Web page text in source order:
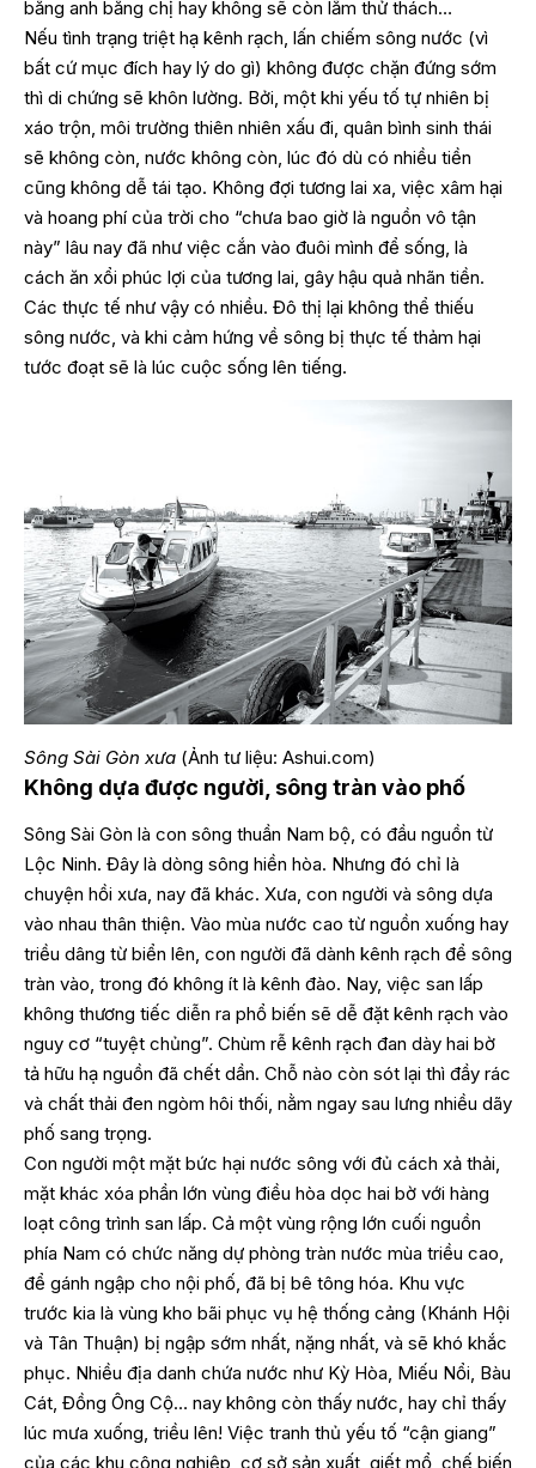
bằng anh bằng chị hay không sẽ còn lắm thử thách…
Nếu tình trạng triệt hạ kênh rạch, lấn chiếm sông nước (vì
bất cứ mục đích hay lý do gì) không được chặn đứng sớm
thì di chứng sẽ khôn lường. Bởi, một khi yếu tố tự nhiên bị
xáo trộn, môi trường thiên nhiên xấu đi, quân bình sinh thái
sẽ không còn, nước không còn, lúc đó dù có nhiều tiền
cũng không dễ tái tạo. Không đợi tương lai xa, việc xâm hại
và hoang phí của trời cho “chưa bao giờ là nguồn vô tận
này” lâu nay đã như việc cắn vào đuôi mình để sống, là
cách ăn xổi phúc lợi của tương lai, gây hậu quả nhãn tiền.
Các thực tế như vậy có nhiều. Đô thị lại không thể thiếu
sông nước, và khi cảm hứng về sông bị thực tế thảm hại
tước đoạt sẽ là lúc cuộc sống lên tiếng.
Sông Sài Gòn xưa (Ảnh tư liệu: Ashui.com)
Không dựa được người, sông tràn vào phố
Sông Sài Gòn là con sông thuần Nam bộ, có đầu nguồn từ
Lộc Ninh. Đây là dòng sông hiền hòa. Nhưng đó chỉ là
chuyện hồi xưa, nay đã khác. Xưa, con người và sông dựa
vào nhau thân thiện. Vào mùa nước cao từ nguồn xuống hay
triều dâng từ biển lên, con người đã dành kênh rạch để sông
tràn vào, trong đó không ít là kênh đào. Nay, việc san lấp
không thương tiếc diễn ra phổ biến sẽ dễ đặt kênh rạch vào
nguy cơ “tuyệt chủng”. Chùm rễ kênh rạch đan dày hai bờ
tả hữu hạ nguồn đã chết dần. Chỗ nào còn sót lại thì đầy rác
và chất thải đen ngòm hôi thối, nằm ngay sau lưng nhiều dãy
phố sang trọng.
Con người một mặt bức hại nước sông với đủ cách xả thải,
mặt khác xóa phần lớn vùng điều hòa dọc hai bờ với hàng
loạt công trình san lấp. Cả một vùng rộng lớn cuối nguồn
phía Nam có chức năng dự phòng tràn nước mùa triều cao,
để gánh ngập cho nội phố, đã bị bê tông hóa. Khu vực
trước kia là vùng kho bãi phục vụ hệ thống cảng (Khánh Hội
và Tân Thuận) bị ngập sớm nhất, nặng nhất, và sẽ khó khắc
phục. Nhiều địa danh chứa nước như Kỳ Hòa, Miếu Nổi, Bàu
Cát, Đồng Ông Cộ… nay không còn thấy nước, hay chỉ thấy
lúc mưa xuống, triều lên! Việc tranh thủ yếu tố “cận giang”
của các khu công nghiệp, cơ sở sản xuất, giết mổ, chế biến